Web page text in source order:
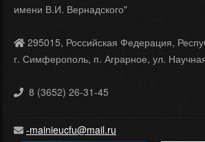
имени В.И. Вернадского"
295015, Российская Федерация,
г. Симферополь, п. Аграрное, ул.
8 (3652) 26-31-45
-mainieucfu@mail.ru